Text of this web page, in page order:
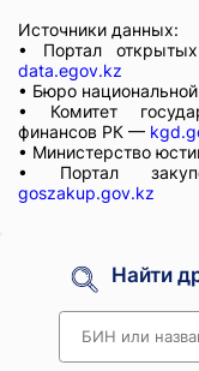
Источники данных:
• Портал
data.egov.kz
• Бюро
• Комитет
финансов РК —
• Министерство
• Портал
goszakup.gov.kz
Найти